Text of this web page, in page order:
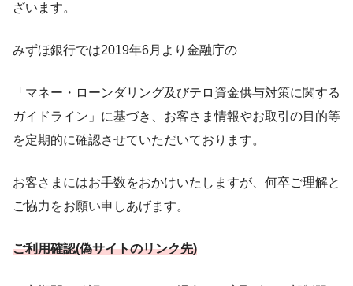
ざいます。
みずほ銀行では2019年6月より金融庁の
「マネー・ローンダリング及びテロ資金供与対策に関する
ガイドライン」に基づき、お客さま情報やお取引の目的等
を定期的に確認させていただいております。
お客さまにはお手数をおかけいたしますが、何卒ご理解と
ご協力をお願い申しあげます。
ご利用確認(偽サイトのリンク先)